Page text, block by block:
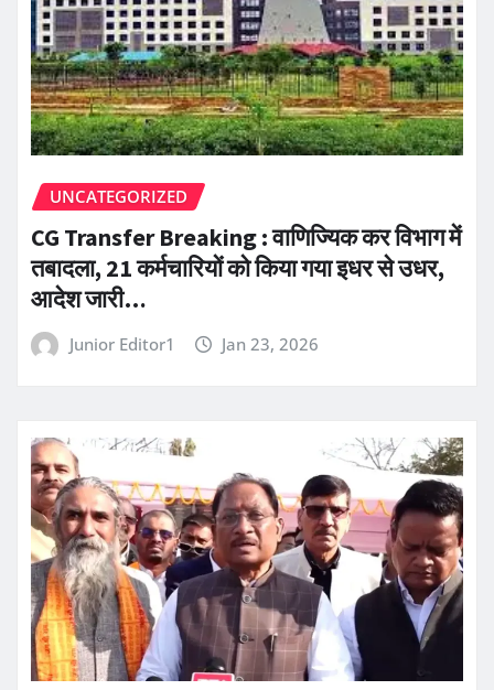
UNCATEGORIZED
CG Transfer Breaking : वाणिज्यिक कर विभाग में
तबादला, 21 कर्मचारियों को किया गया इधर से उधर,
आदेश जारी…
Junior Editor1 Jan 23, 2026